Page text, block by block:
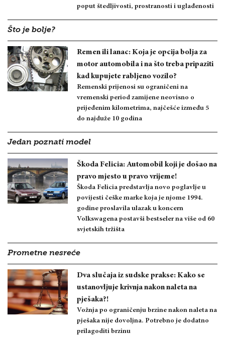
poput štedljivosti, prostranosti i uglađenosti
Što je bolje?
Remen ili lanac: Koja je opcija bolja za
motor automobila i na što treba pripaziti
kad kupujete rabljeno vozilo?
Remenski prijenosi su ograničeni na
vremenski period zamijene neovisno o
prijeđenim kilometrima, najčešće između 5
do najduže 10 godina
Jedan poznati model
Škoda Felicia: Automobil koji je došao na
pravo mjesto u pravo vrijeme!
Škoda Felicia predstavlja novo poglavlje u
povijesti češke marke koja je njome 1994.
godine proslavila ulazak u koncern
Volkswagena postavši bestseler na više od 60
svjetskih tržišta
Prometne nesreće
Dva slučaja iz sudske prakse: Kako se
ustanovljuje krivnja nakon naleta na
pješaka?!
Vožnja po ograničenju brzine nakon naleta na
pješaka nije dovoljna. Potrebno je dodatno
prilagoditi brzinu